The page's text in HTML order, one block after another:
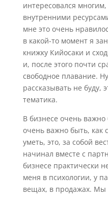
интересовался
внутренними
мне это очень
в какой-то момент я
книжку Кийосаки и
и, после этого почти
свободное плавание.
рассказывать не буду,
тематика.
В бизнесе очень
очень важно быть, как
уметь, это, за собой
начинал вместе с
бизнесе практически
меня в психологии, у
вещах, в продажах. Мы